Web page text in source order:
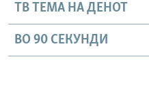
ТВ ТЕМА НА ДЕНОТ
ВО 90 СЕКУНДИ